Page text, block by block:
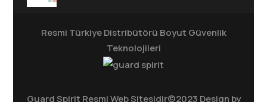
Guard Spirit Resmi Web Sitesidir©2023 Design by
Resmi Türkiye Distribütörü Boyut Güvenlik
Teknolojileri